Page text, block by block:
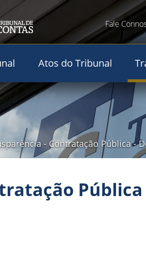
Fale
Atos do Tribunal
- Contratação Pública -
Pública